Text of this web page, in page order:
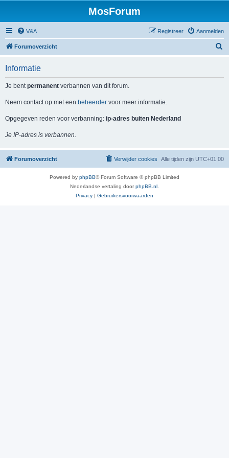
MosForum
V&A Aanmelden
Registreer
Forumoverzicht
Informatie
Je bentpermanent verbannen van dit forum.
Neem contact op met een beheerder voor meer informatie.
Opgegeven reden voor verbanning: ip-adres buiten Nederland
Je IP-adres is verbannen.
Forumoverzicht Alle tijden zijn UTC+01:00
Verwijder cookies
Powered by phpBB® Forum Software © phpBB Limited
Nederlandse vertaling doorphpBB.nl
Privacy | Gebruikersvoorwaarden